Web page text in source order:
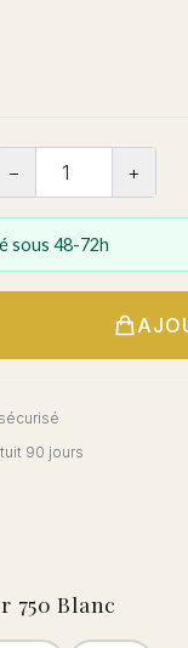
− +
sous 48-72h
90 jours
750 Blanc